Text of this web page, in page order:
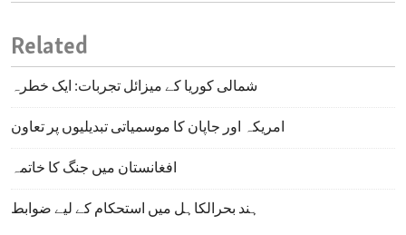
Related
شمالی کوریا کے میزائل تجربات: ایک خطرہ
امریکہ اور جاپان کا موسمیاتی تبدیلیوں پر تعاون
افغانستان میں جنگ کا خاتمہ
ہند بحرالکاہل میں استحکام کے لیے ضوابط